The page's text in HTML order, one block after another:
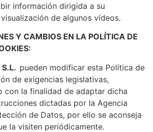
información dirigida a su
de algunos vídeos.
Y CAMBIOS EN LA POLÍTICA DE
pueden modificar esta Política de
de exigencias legislativas,
con la finalidad de adaptar dicha
dictadas por la Agencia
de Datos, por ello se aconseja
la visiten periódicamente.